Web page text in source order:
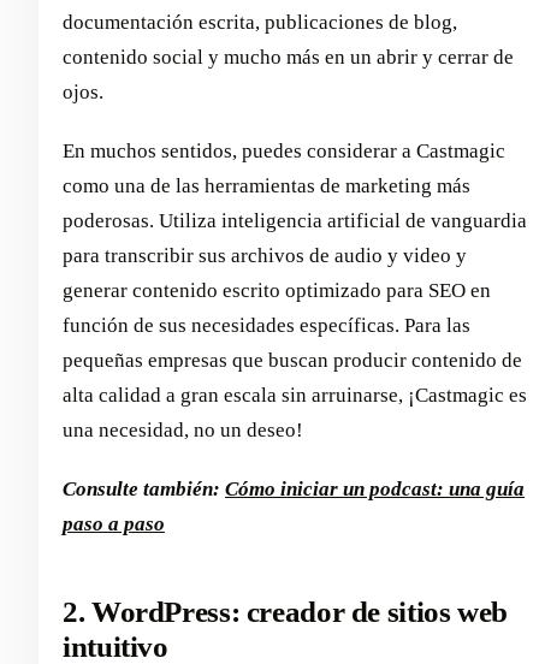
documentación escrita, publicaciones de blog,
contenido social y mucho más en un abrir y cerrar de
ojos.
En muchos sentidos, puedes considerar a Castmagic
como una de las herramientas de marketing más
poderosas. Utiliza inteligencia artificial de vanguardia
para transcribir sus archivos de audio y video y
generar contenido escrito optimizado para SEO en
función de sus necesidades específicas. Para las
pequeñas empresas que buscan producir contenido de
alta calidad a gran escala sin arruinarse, ¡Castmagic es
una necesidad, no un deseo!
Consulte también: Cómo iniciar un podcast: una guía
paso a paso
2. WordPress: creador de sitios web
intuitivo